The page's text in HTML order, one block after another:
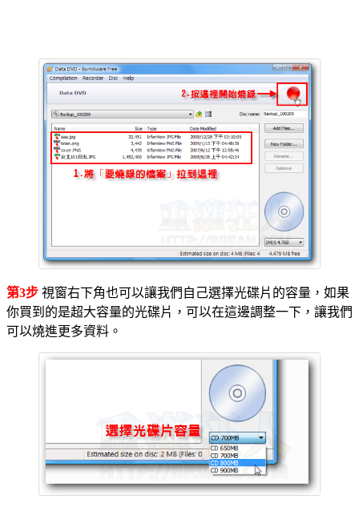
第3步 視窗右下角也可以讓我們自己選擇光碟片的容量，如果
你買到的是超大容量的光碟片，可以在這邊調整一下，讓我們
可以燒進更多資料。